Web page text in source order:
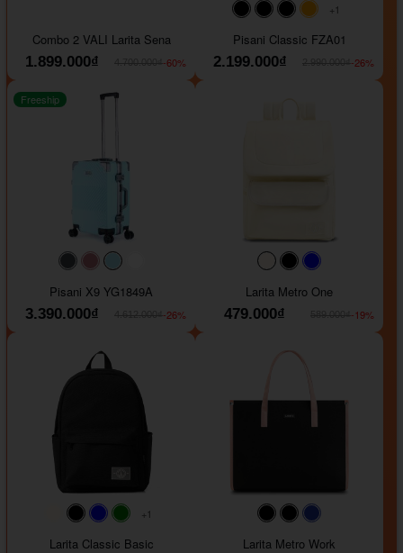
Combo 2 VALI Larita Sena
1.899.000₫
-60%
#000000#000000#000000
+1
Pisani Classic FZA01
2.199.000₫
-26%
#40454a#b76e79
Freeship
Pisani X9 YG1849A
3.390.000₫
-26%
#faf0e6#000000
Larita Metro One
479.000₫
-19%
#faf0e6#000000#0000FF
+1
Larita Classic Basic
#000000#000000
Larita Metro Work